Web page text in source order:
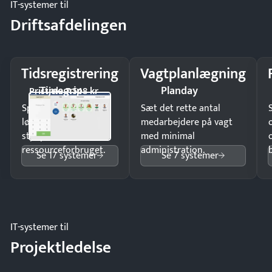
IT-systemer til
Driftsafdelingen
Tidsregistrering
Timegrip
Pristjek: 7.548 kr
Spar tid på
lønberegning og få
styr på
ressourceforbruget.
Se 17 systemer
Vagtplanlægning
Planday
Sæt det rette antal
medarbejdere på vagt
med minimal
administration.
Se 7 systemer
IT-systemer til
Projektledelse